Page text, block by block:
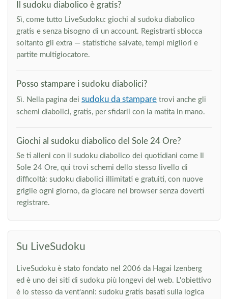
Il sudoku diabolico è gratis?
Sì, come tutto LiveSudoku: giochi al sudoku diabolico
gratis e senza bisogno di un account. Registrarti sblocca
soltanto gli extra — statistiche salvate, tempi migliori e
partite multigiocatore.
Posso stampare i sudoku diabolici?
Sì. Nella pagina dei sudoku da stampare trovi anche gli
schemi diabolici, gratis, per sfidarli con la matita in mano.
Giochi al sudoku diabolico del Sole 24 Ore?
Se ti alleni con il sudoku diabolico dei quotidiani come Il
Sole 24 Ore, qui trovi schemi dello stesso livello di
difficoltà: sudoku diabolici illimitati e gratuiti, con nuove
griglie ogni giorno, da giocare nel browser senza doverti
registrare.
Su LiveSudoku
LiveSudoku è stato fondato nel 2006 da Hagai Izenberg
ed è uno dei siti di sudoku più longevi del web. L'obiettivo
è lo stesso da vent'anni: sudoku gratis basati sulla logica